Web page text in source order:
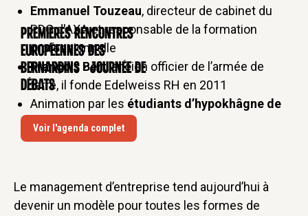
CONFÉRENCE
Premières rencontres
européennes des
Bernardins - Journée de
débats
Voir l'agenda complet
Emmanuel Touzeau, directeur de cabinet du
PDG d'AXA et responsable de la formation
professionnelle
François Bert, ancien officier de l’armée de
terre, il fonde Edelweiss RH en 2011
Animation par les étudiants d’hypokhâgne de
l’ENC-Blomet
Le management d’entreprise tend aujourd’hui à
devenir un modèle pour toutes les formes de